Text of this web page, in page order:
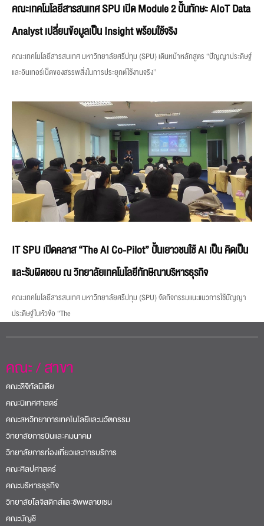
คณะเทคโนโลยีสารสนเทศ SPU เปิด Module 2 ปั้นทักษะ AIoT Data
Analyst เปลี่ยนข้อมูลเป็น Insight พร้อมใช้จริง
คณะเทคโนโลยีสารสนเทศ มหาวิทยาลัยศรีปทุม (SPU) เดินหน้าหลักสูตร “ปัญญาประดิษฐ์
และอินเทอร์เน็ตของสรรพสิ่งในการประยุกต์ใช้งานจริง”
IT SPU เปิดคลาส “The AI Co-Pilot” ปั้นเยาวชนใช้ AI เป็น คิดเป็น
และรับผิดชอบ ณ วิทยาลัยเทคโนโลยีทักษิณาบริหารธุรกิจ
คณะเทคโนโลยีสารสนเทศ มหาวิทยาลัยศรีปทุม (SPU) จัดกิจกรรมแนะแนวการใช้ปัญญา
ประดิษฐ์ในหัวข้อ “The
คณะ / สาขา
คณะดิจิทัลมีเดีย
คณะนิเทศศาสตร์
คณะสหวิทยาการเทคโนโลยีและนวัตกรรม
วิทยาลัยการบินและคมนาคม
วิทยาลัยการท่องเที่ยวและการบริการ
คณะศิลปศาสตร์
คณะบริหารธุรกิจ
วิทยาลัยโลจิสติกส์และซัพพลายเชน
คณะบัญชี